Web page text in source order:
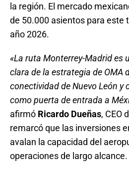
la región. El mercado
de 50.000 asientos para este
año 2026.
«La ruta Monterrey-Madrid es
clara de la estrategia de OMA
conectividad de Nuevo León y
como puerta de entrada a
afirmó Ricardo Dueñas, CEO
remarcó que las inversiones
avalan la capacidad del
operaciones de largo alcance.